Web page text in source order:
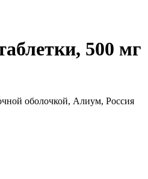
500 мг
оболочкой, Алиум, Россия